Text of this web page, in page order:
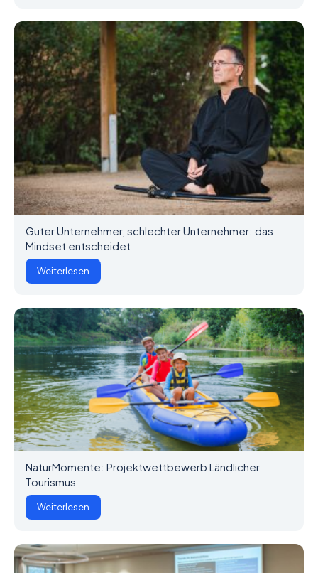
Guter Unternehmer, schlechter Unternehmer: das
Mindset entscheidet
Weiterlesen
NaturMomente: Projektwettbewerb Ländlicher
Tourismus
Weiterlesen